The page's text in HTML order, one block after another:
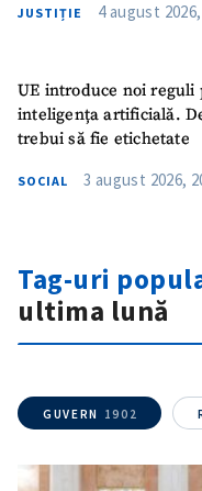
JUSTIȚIE 4 august
UE introduce noi
inteligența artificială.
trebui să fie etichetate
SOCIAL 3 august 2026,
Tag-uri
ultima lună
GUVERN 1902
Fotografie
+ Încarcă